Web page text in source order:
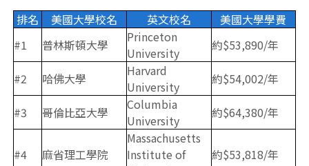
排名
美國大學校名 英文校名
美國大學學費
#1
普林斯頓大學
Princeton
University
約$53,890/年
#2 哈佛大學
Harvard
University
約$54,002/年
#3 哥倫比亞大學
Columbia
University
約$64,380/年
#4 麻省理工學院
Massachusetts
Institute of
約$53,818/年